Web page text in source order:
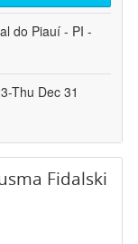
do Piauí - PI -
Thu Dec 31
Fidalski